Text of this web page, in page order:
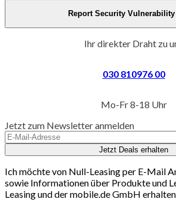
Report Security
Ihr direkter Draht zu
030 810976 00
Mo-Fr 8-18 Uhr
Jetzt zum Newsletter anmelden
Jetzt Deals erhalten
Ich möchte von Null-Leasing per E-Mail
sowie Informationen über Produkte und
Leasing und der mobile.de GmbH